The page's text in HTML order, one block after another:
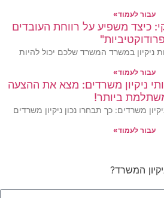
עבור לעמוד»
כיצד משפיע על רווחת העובדים
ניקיון במשרד המשרד שלכם יכול להיות
עבור לעמוד»
ניקיון משרדים: מצא את ההצעה
ביותר!
משרדים: כך תבחרו נכון ניקיון משרדים
עבור לעמוד»
המשרד?